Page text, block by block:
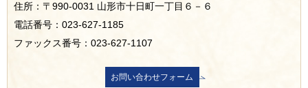
住所：〒990-0031 山形市十日町一丁目６－６
電話番号：023-627-1185
ファックス番号：023-627-1107